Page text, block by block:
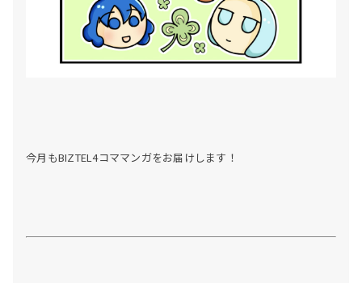
今月もBIZTEL4コママンガをお届けします！